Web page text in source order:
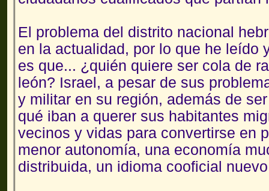
El problema del distrito nacional
en la actualidad, por lo que he leído
es que... ¿quién quiere ser cola de
león? Israel, a pesar de sus
y militar en su región, además de
qué iban a querer sus habitantes
vecinos y vidas para convertirse en
menor autonomía, una economía
distribuida, un idioma cooficial